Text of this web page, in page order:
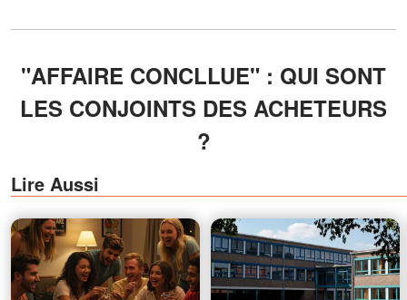
"AFFAIRE CONCLLUE" : QUI SONT
LES CONJOINTS DES ACHETEURS
?
Lire Aussi